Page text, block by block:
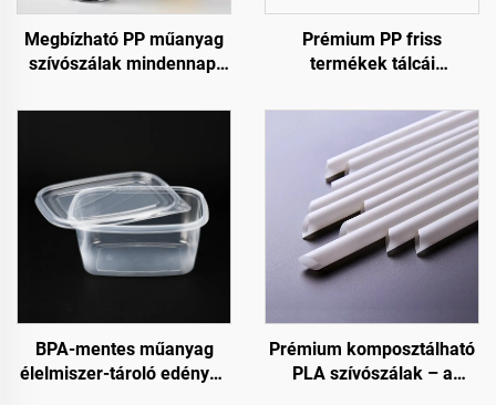
Megbízható PP műanyag
szívószálak mindennapi
Prémium PP friss
termékek tálcái
zöldségeknek és
húsoknak
BPA-mentes műanyag
élelmiszer-tároló edények
Prémium komposztálható
PLA szívószálak – a